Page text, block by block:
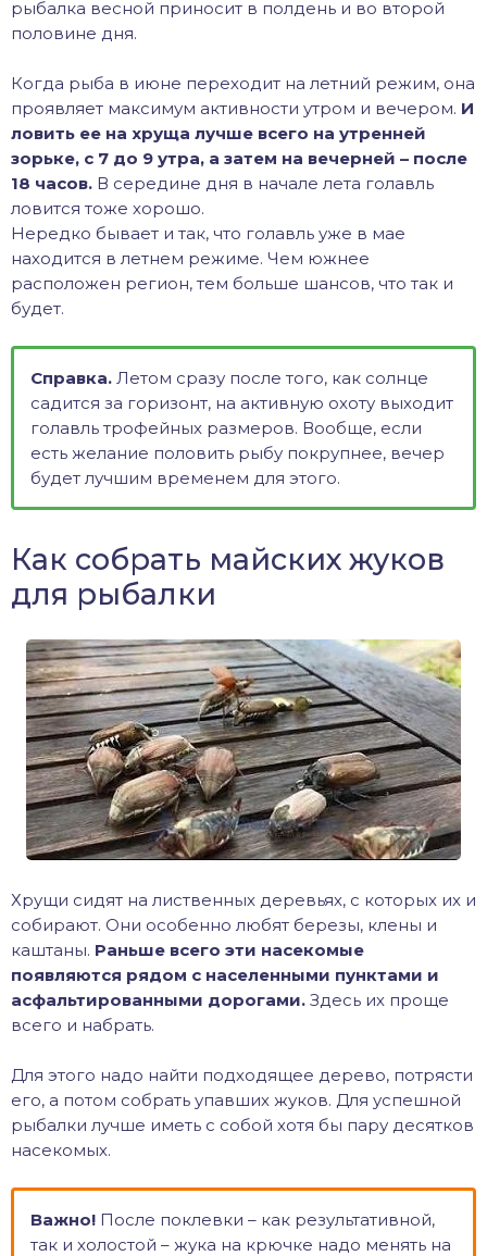
рыбалка весной приносит в полдень и во второй
половине дня.
Когда рыба в июне переходит на летний режим, она
проявляет максимум активности утром и вечером. И
ловить ее на хруща лучше всего на утренней
зорьке, с 7 до 9 утра, а затем на вечерней – после
18 часов. В середине дня в начале лета голавль
ловится тоже хорошо.
Нередко бывает и так, что голавль уже в мае
находится в летнем режиме. Чем южнее
расположен регион, тем больше шансов, что так и
будет.
Справка. Летом сразу после того, как солнце
садится за горизонт, на активную охоту выходит
голавль трофейных размеров. Вообще, если
есть желание половить рыбу покрупнее, вечер
будет лучшим временем для этого.
Как собрать майских жуков
для рыбалки
Хрущи сидят на лиственных деревьях, с которых их и
собирают. Они особенно любят березы, клены и
каштаны. Раньше всего эти насекомые
появляются рядом с населенными пунктами и
асфальтированными дорогами. Здесь их проще
всего и набрать.
Для этого надо найти подходящее дерево, потрясти
его, а потом собрать упавших жуков. Для успешной
рыбалки лучше иметь с собой хотя бы пару десятков
насекомых.
Важно! После поклевки – как результативной,
так и холостой – жука на крючке надо менять на